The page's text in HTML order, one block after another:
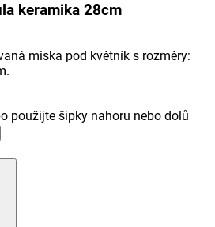
keramika 28cm
miska pod květník s rozměry:
použijte šipky nahoru nebo dolů